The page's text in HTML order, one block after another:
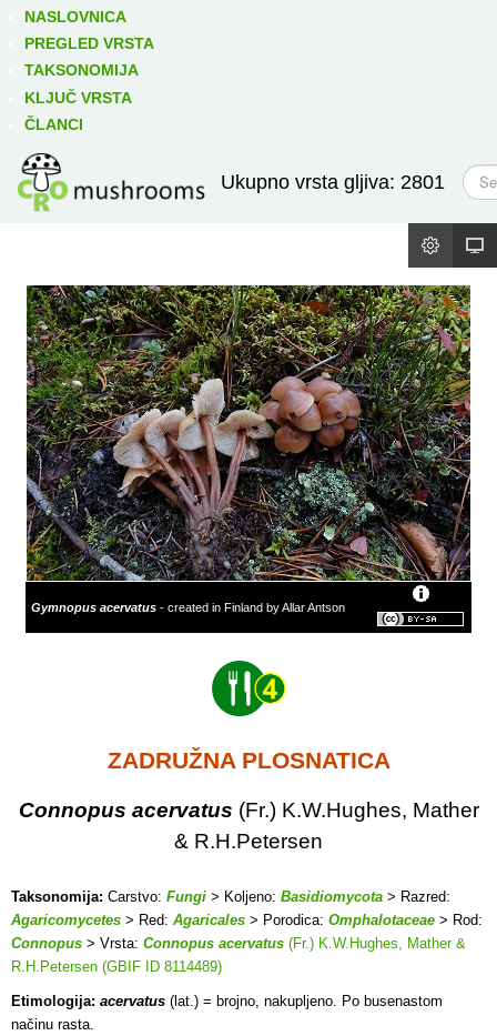
NASLOVNICA
PREGLED VRSTA
TAKSONOMIJA
KLJUČ VRSTA
ČLANCI
Ukupno vrsta gljiva: 2801
T
r
ž
Gymnopus acervatus - created in Finland by Allar Antson
ZADRUŽNA PLOSNATICA
Connopus acervatus (Fr.) K.W.Hughes, Mather
& R.H.Petersen
Taksonomija: Carstvo: Fungi > Koljeno: Basidiomycota > Razred:
Agaricomycetes > Red: Agaricales > Porodica: Omphalotaceae > Rod:
Connopus > Vrsta: Connopus acervatus (Fr.) K.W.Hughes, Mather &
R.H.Petersen (GBIF ID 8114489)
Etimologija: acervatus (lat.) = brojno, nakupljeno. Po busenastom
načinu rasta.
Izravno podređene niže takse: